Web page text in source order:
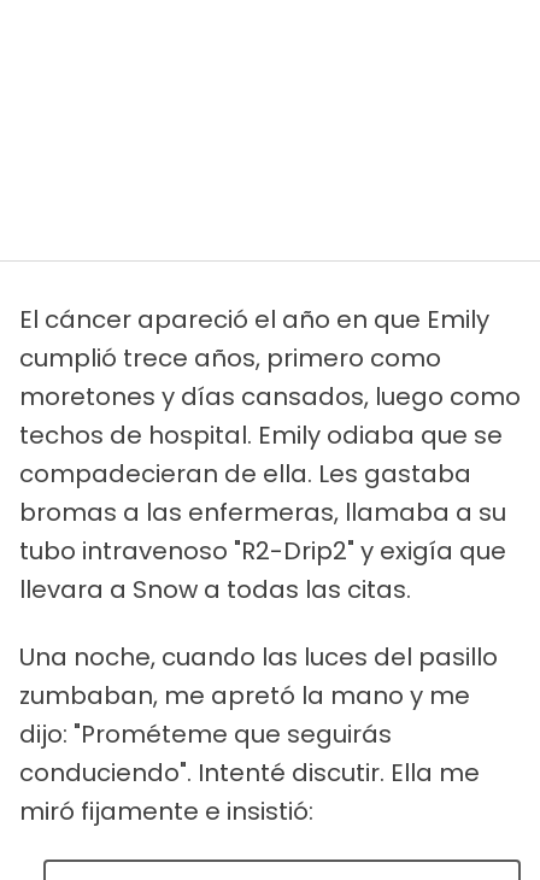
El cáncer apareció el año en que Emily
cumplió trece años, primero como
moretones y días cansados, luego como
techos de hospital. Emily odiaba que se
compadecieran de ella. Les gastaba
bromas a las enfermeras, llamaba a su
tubo intravenoso "R2-Drip2" y exigía que
llevara a Snow a todas las citas.
Una noche, cuando las luces del pasillo
zumbaban, me apretó la mano y me
dijo: "Prométeme que seguirás
conduciendo". Intenté discutir. Ella me
miró fijamente e insistió: